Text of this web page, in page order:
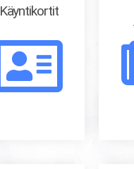
Käyntikortit